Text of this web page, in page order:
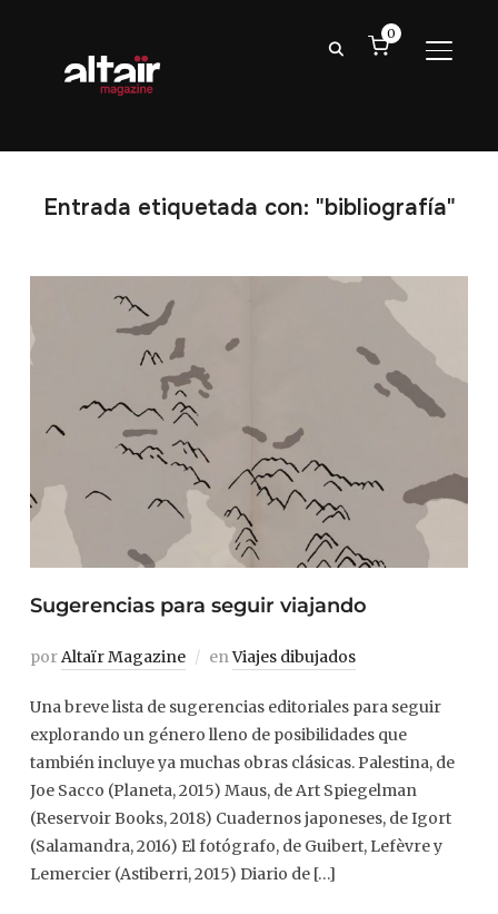
0
Entrada etiquetada con: "bibliografía"
Sugerencias para seguir viajando
porAltaïr Magazine enViajes dibujados
Una breve lista de sugerencias editoriales para seguir
explorando un género lleno de posibilidades que
también incluye ya muchas obras clásicas. Palestina, de
Joe Sacco (Planeta, 2015) Maus, de Art Spiegelman
(Reservoir Books, 2018) Cuadernos japoneses, de Igort
(Salamandra, 2016) El fotógrafo, de Guibert, Lefèvre y
Lemercier (Astiberri, 2015) Diario de […]